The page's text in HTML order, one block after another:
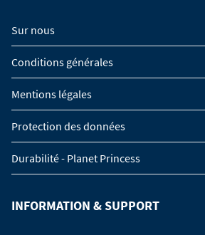
Sur nous
Conditions générales
Mentions légales
Protection des données
Durabilité - Planet Princess
INFORMATION & SUPPORT